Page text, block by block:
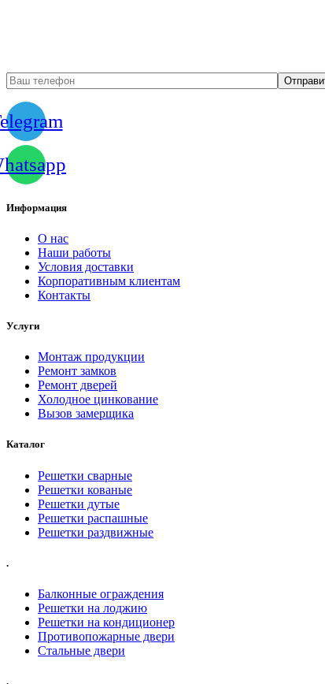
Информация
О нас
Наши работы
Условия доставки
Корпоративным клиентам
Контакты
Услуги
Монтаж продукции
Ремонт замков
Ремонт дверей
Холодное цинкование
Вызов замерщика
Каталог
Решетки сварные
Решетки кованые
Решетки дутые
Решетки распашные
Решетки раздвижные
.
Балконные ограждения
Решетки на лоджию
Решетки на кондиционер
Противопожарные двери
Стальные двери
.